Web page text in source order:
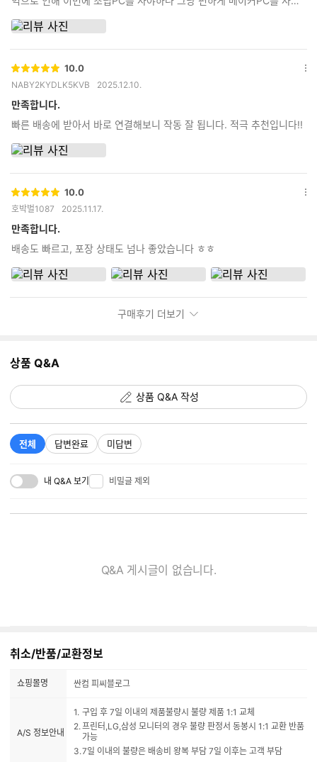
되지는 않았지만 잘 돌아가고 배송도 깔끔하게 와서 믿음이 가네요.
별
점
10.0
NABY2KYDLK5KVB 2025.12.10.
만족합니다.
빠른 배송에 받아서 바로 연결해보니 작동 잘 됩니다. 적극 추천입니다!!
옵
별
점
10.0
호박벌1087 2025.11.17.
만족합니다.
배송도 빠르고, 포장 상태도 넘나 좋았습니다 ㅎㅎ
옵
구매후기 더보기
상품 Q&A
상품 Q&A 작성
전체 답변완료 미답변
내 Q&A 보기 비밀글 제외
Q&A 게시글이 없습니다.
취소/반품/교환정보
쇼핑몰명 싼컴 피씨블로그
A/S 정보안내
구입 후 7일 이내의 제품불량시 불량 제품 1:1 교체
프린터,LG,삼성 모니터의 경우 불량 판정서 동봉시 1:1 교환 반품
가능
7일 이내의 불량은 배송비 왕복 부담 7일 이후는 고객 부담